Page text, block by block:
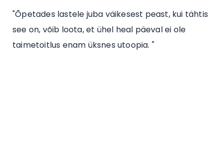
"Õpetades lastele juba väikesest peast, kui tähtis
see on, võib loota, et ühel heal päeval ei ole
taimetoitlus enam üksnes utoopia. "